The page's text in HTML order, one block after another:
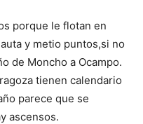
porque le flotan en
y metio puntos,si no
de Moncho a Ocampo.
tienen calendario
parece que se
ascensos.